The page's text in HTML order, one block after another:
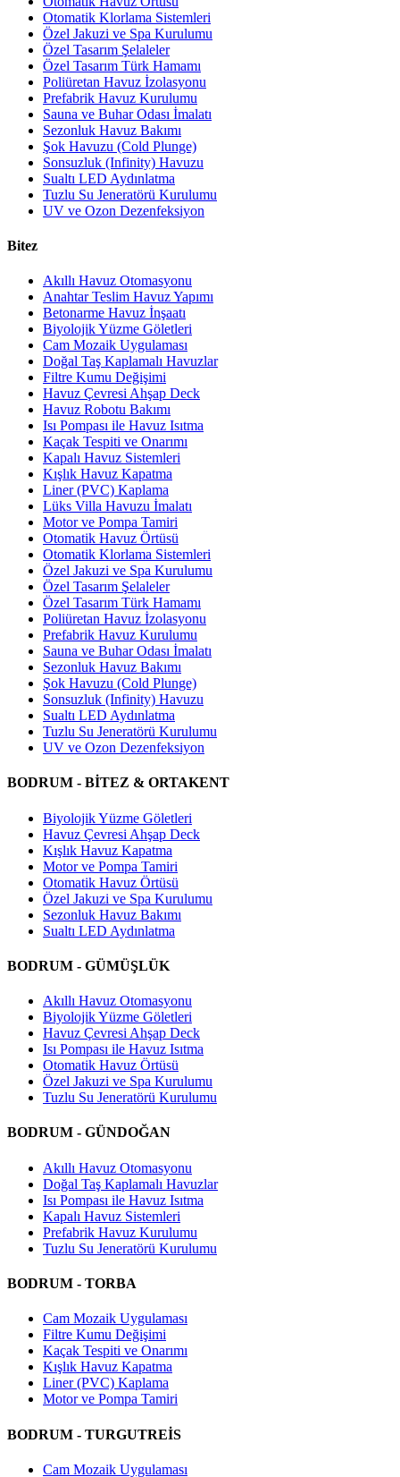
Otomatik Klorlama Sistemleri
Özel Jakuzi ve Spa Kurulumu
Özel Tasarım Şelaleler
Özel Tasarım Türk Hamamı
Poliüretan Havuz İzolasyonu
Prefabrik Havuz Kurulumu
Sauna ve Buhar Odası İmalatı
Sezonluk Havuz Bakımı
Şok Havuzu (Cold Plunge)
Sonsuzluk (Infinity) Havuzu
Sualtı LED Aydınlatma
Tuzlu Su Jeneratörü Kurulumu
UV ve Ozon Dezenfeksiyon
Bitez
Akıllı Havuz Otomasyonu
Anahtar Teslim Havuz Yapımı
Betonarme Havuz İnşaatı
Biyolojik Yüzme Göletleri
Cam Mozaik Uygulaması
Doğal Taş Kaplamalı Havuzlar
Filtre Kumu Değişimi
Havuz Çevresi Ahşap Deck
Havuz Robotu Bakımı
Isı Pompası ile Havuz Isıtma
Kaçak Tespiti ve Onarımı
Kapalı Havuz Sistemleri
Kışlık Havuz Kapatma
Liner (PVC) Kaplama
Lüks Villa Havuzu İmalatı
Motor ve Pompa Tamiri
Otomatik Havuz Örtüsü
Otomatik Klorlama Sistemleri
Özel Jakuzi ve Spa Kurulumu
Özel Tasarım Şelaleler
Özel Tasarım Türk Hamamı
Poliüretan Havuz İzolasyonu
Prefabrik Havuz Kurulumu
Sauna ve Buhar Odası İmalatı
Sezonluk Havuz Bakımı
Şok Havuzu (Cold Plunge)
Sonsuzluk (Infinity) Havuzu
Sualtı LED Aydınlatma
Tuzlu Su Jeneratörü Kurulumu
UV ve Ozon Dezenfeksiyon
BODRUM - BİTEZ & ORTAKENT
Biyolojik Yüzme Göletleri
Havuz Çevresi Ahşap Deck
Kışlık Havuz Kapatma
Motor ve Pompa Tamiri
Otomatik Havuz Örtüsü
Özel Jakuzi ve Spa Kurulumu
Sezonluk Havuz Bakımı
Sualtı LED Aydınlatma
BODRUM - GÜMÜŞLÜK
Akıllı Havuz Otomasyonu
Biyolojik Yüzme Göletleri
Havuz Çevresi Ahşap Deck
Isı Pompası ile Havuz Isıtma
Otomatik Havuz Örtüsü
Özel Jakuzi ve Spa Kurulumu
Tuzlu Su Jeneratörü Kurulumu
BODRUM - GÜNDOĞAN
Akıllı Havuz Otomasyonu
Doğal Taş Kaplamalı Havuzlar
Isı Pompası ile Havuz Isıtma
Kapalı Havuz Sistemleri
Prefabrik Havuz Kurulumu
Tuzlu Su Jeneratörü Kurulumu
BODRUM - TORBA
Cam Mozaik Uygulaması
Filtre Kumu Değişimi
Kaçak Tespiti ve Onarımı
Kışlık Havuz Kapatma
Liner (PVC) Kaplama
Motor ve Pompa Tamiri
BODRUM - TURGUTREİS
Cam Mozaik Uygulaması